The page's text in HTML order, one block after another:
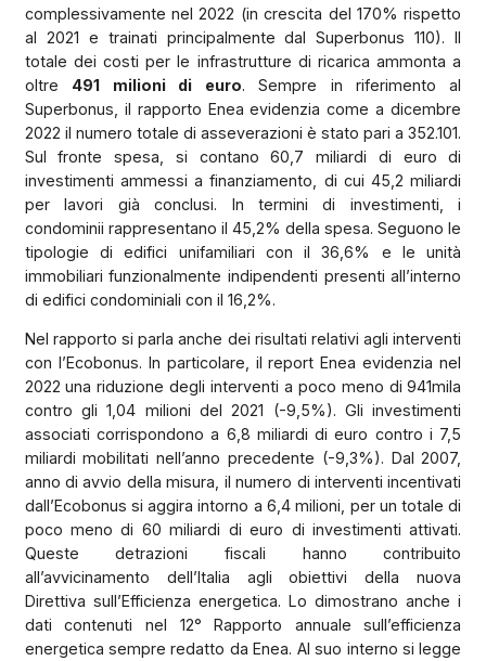
complessivamente nel 2022 (in crescita del 170% rispetto
al 2021 e trainati principalmente dal Superbonus 110). Il
totale dei costi per le infrastrutture di ricarica ammonta a
oltre 491 milioni di euro. Sempre in riferimento al
Superbonus, il rapporto Enea evidenzia come a dicembre
2022 il numero totale di asseverazioni è stato pari a 352.101.
Sul fronte spesa, si contano 60,7 miliardi di euro di
investimenti ammessi a finanziamento, di cui 45,2 miliardi
per lavori già conclusi. In termini di investimenti, i
condominii rappresentano il 45,2% della spesa. Seguono le
tipologie di edifici unifamiliari con il 36,6% e le unità
immobiliari funzionalmente indipendenti presenti all’interno
di edifici condominiali con il 16,2%.
Nel rapporto si parla anche dei risultati relativi agli interventi
con l’Ecobonus. In particolare, il report Enea evidenzia nel
2022 una riduzione degli interventi a poco meno di 941mila
contro gli 1,04 milioni del 2021 (-9,5%). Gli investimenti
associati corrispondono a 6,8 miliardi di euro contro i 7,5
miliardi mobilitati nell’anno precedente (-9,3%). Dal 2007,
anno di avvio della misura, il numero di interventi incentivati
dall’Ecobonus si aggira intorno a 6,4 milioni, per un totale di
poco meno di 60 miliardi di euro di investimenti attivati.
Queste detrazioni fiscali hanno contribuito
all’avvicinamento dell’Italia agli obiettivi della nuova
Direttiva sull’Efficienza energetica. Lo dimostrano anche i
dati contenuti nel 12° Rapporto annuale sull’efficienza
energetica sempre redatto da Enea. Al suo interno si legge